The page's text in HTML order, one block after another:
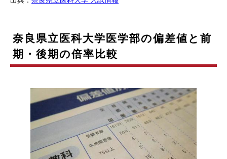
奈良県立医科大学医学部の偏差値と前
期・後期の倍率比較